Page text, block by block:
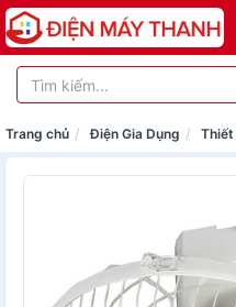
Trang chủ Điện Gia Dụng